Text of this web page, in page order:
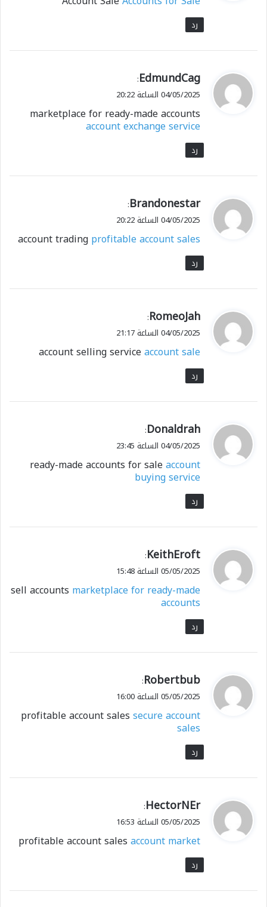
ل
رد
ي
ق
ل
EdmundCag
:
04/05/2025 الساعة 20:22
marketplace for ready-made accounts
account exchange service
رد
ي
ق
ل
Brandonestar
:
04/05/2025 الساعة 20:22
account tradingprofitable account sales
رد
ي
ق
ل
RomeoJah
:
04/05/2025 الساعة 21:17
account selling serviceaccount sale
رد
ي
ق
ل
Donaldrah
:
04/05/2025 الساعة 23:45
ready-made accounts for saleaccount
buying service
رد
ي
ق
ل
KeithEroft
:
05/05/2025 الساعة 15:48
sell accounts marketplace for ready-made
accounts
رد
ي
ق
ل
Robertbub
:
05/05/2025 الساعة 16:00
profitable account salessecure account
sales
رد
ي
ق
ل
HectorNEr
:
05/05/2025 الساعة 16:53
profitable account salesaccount market
رد